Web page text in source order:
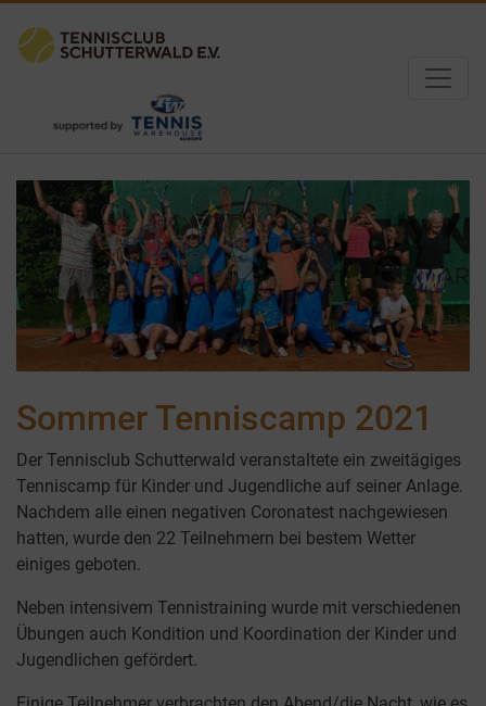
Sommer Tenniscamp 2021
Der Tennisclub Schutterwald veranstaltete ein zweitägiges
Tenniscamp für Kinder und Jugendliche auf seiner Anlage.
Nachdem alle einen negativen Coronatest nachgewiesen
hatten, wurde den 22 Teilnehmern bei bestem Wetter
einiges geboten.
Neben intensivem Tennistraining wurde mit verschiedenen
Übungen auch Kondition und Koordination der Kinder und
Jugendlichen gefördert.